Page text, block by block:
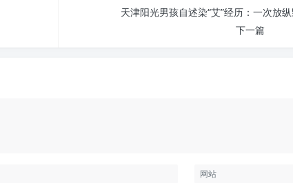
天津阳光男孩自述染“艾”经历：一次放
下一篇